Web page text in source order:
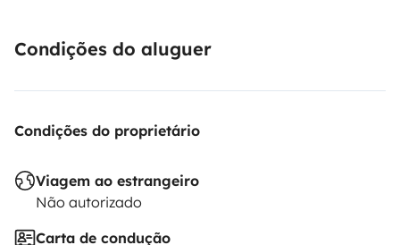
Condições do aluguer
Condições do proprietário
Viagem ao estrangeiro
Não autorizado
Carta de condução